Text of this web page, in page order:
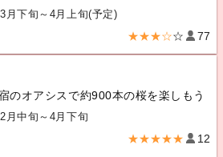
3月下旬～4月上旬(予定)
★★★☆☆ 77
のオアシスで約900本の桜を楽しもう
2月中旬～4月下旬
★★★★★ 12